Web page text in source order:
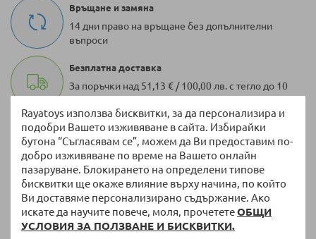
Rayatoys използва бисквитки, за да персонализира и
подобри Вашето изживяване в сайта. Избирайки
бутона “Съгласявам се”, можем да Ви предоставим по-
добро изживяване по време на Вашето онлайн
пазаруване. Блокирането на определени типове
бисквитки ще окаже влияние върху начина, по който
Ви доставяме персонализирано съдържание. Ако
искате да научите повече, моля, прочететеОБЩИ
УСЛОВИЯ ЗА ПОЛЗВАНЕ И БИСКВИТКИ.
Връщане и замяна
14 дни право на връщане без допълнителни
въпроси
Безплатна доставка
За поръчки над 51,13 € / 100,00 лв. с тегло до 10
100 000 + артикула
Разнообразие от оригинални продукти винаги
на склад
Бърза доставка
Доставка до 3 работни дни на налична стока